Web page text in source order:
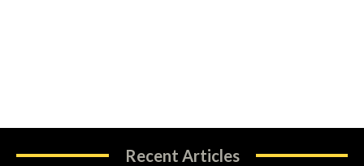
Recent Articles